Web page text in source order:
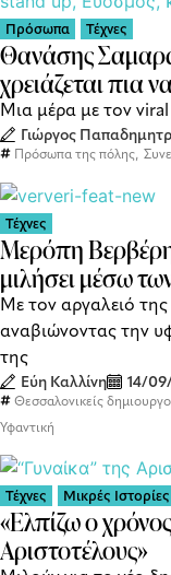
Πρόσωπα Τέχνες
Θανάσης
χρειάζεται πια
Μια μέρα με τον
Γιώργος
Πρόσωπα της πόλης
Τέχνες
Μερόπη
μιλήσει μέσω
Με τον αργαλειό της
αναβιώνοντας την
της
Εύη Καλλίνη 14/
Θεσσαλονικείς
Υφαντική
Τέχνες Μικρές Ιστορίες
«Ελπίζω ο
Αριστοτέλους»